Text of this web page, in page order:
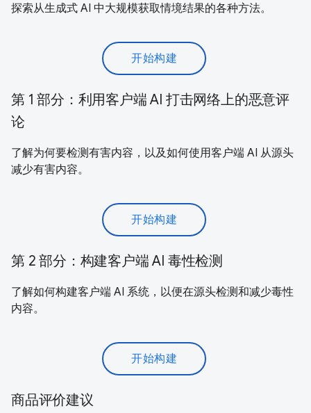
探索从生成式 AI 中大规模获取情境结果的各种方法。
开始构建
第 1 部分：利用客户端 AI 打击网络上的恶意评
论
了解为何要检测有害内容，以及如何使用客户端 AI 从源头
减少有害内容。
开始构建
第 2 部分：构建客户端 AI 毒性检测
了解如何构建客户端 AI 系统，以便在源头检测和减少毒性
内容。
开始构建
商品评价建议